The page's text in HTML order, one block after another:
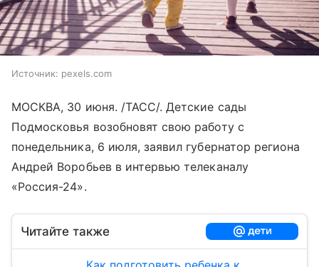
Источник: pexels.com
МОСКВА, 30 июня. /ТАСС/. Детские сады
Подмосковья возобновят свою работу с
понедельника, 6 июля, заявил губернатор региона
Андрей Воробьев в интервью телеканалу
«Россия-24».
Читайте также